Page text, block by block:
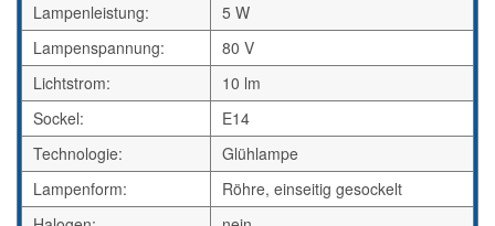
Lampenleistung:
5 W
Lampenspannung:
80 V
Lichtstrom:
10 lm
Sockel:
E14
Technologie:
Glühlampe
Lampenform:
Röhre, einseitig gesockelt